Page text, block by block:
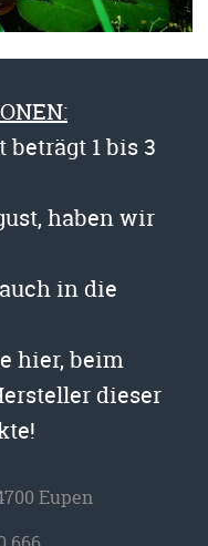
1 bis 3
haben wir
in die
hier, beim
dieser
Eupen